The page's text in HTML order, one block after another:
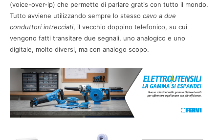
(voice-over-ip) che permette di parlare gratis con tutto il mondo.
Tutto avviene utilizzando sempre lo stesso cavo a due
conduttori intrecciati, il vecchio doppino telefonico, su cui
vengono fatti transitare due segnali, uno analogico e uno
digitale, molto diversi, ma con analogo scopo.